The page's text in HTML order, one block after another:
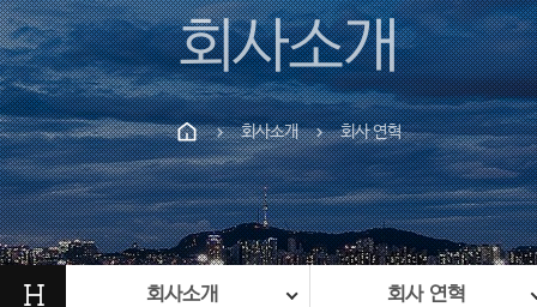
PrevNext
회사소개
chevron_right 회사소개 chevron_right 회사 연혁
H 회사소개 회사 연혁